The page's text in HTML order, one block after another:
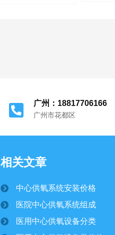
广州：18817706166
广州市花都区
相关文章
中心供氧系统安装价格
医院中心供氧系统组成
医用中心供氧设备分类